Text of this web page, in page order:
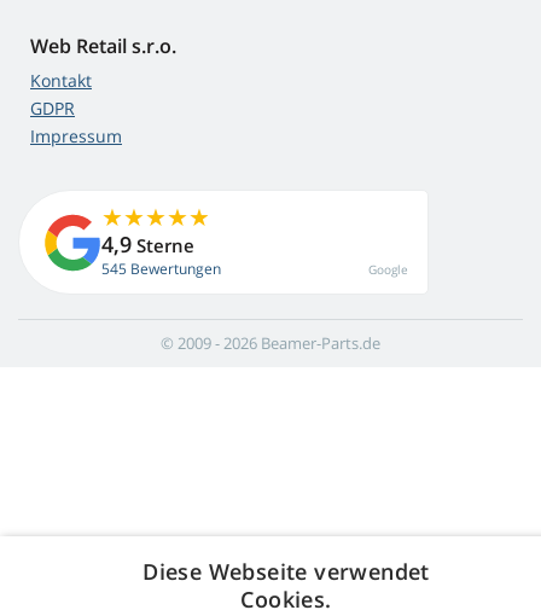
Web Retail s.r.o.
Kontakt
GDPR
Impressum
4,9 Sterne
545 Bewertungen Google
© 2009 - 2026 Beamer-Parts.de
Diese Webseite verwendet
Cookies.